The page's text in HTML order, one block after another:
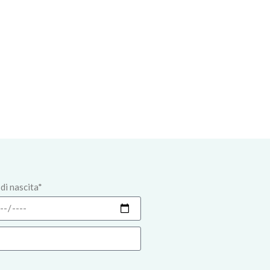
nascita*